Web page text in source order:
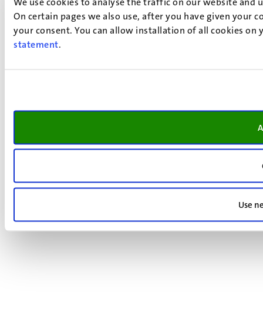
On certain pages we also use, after you have given your
your consent. You can allow installation of all cookies
statement.
Use